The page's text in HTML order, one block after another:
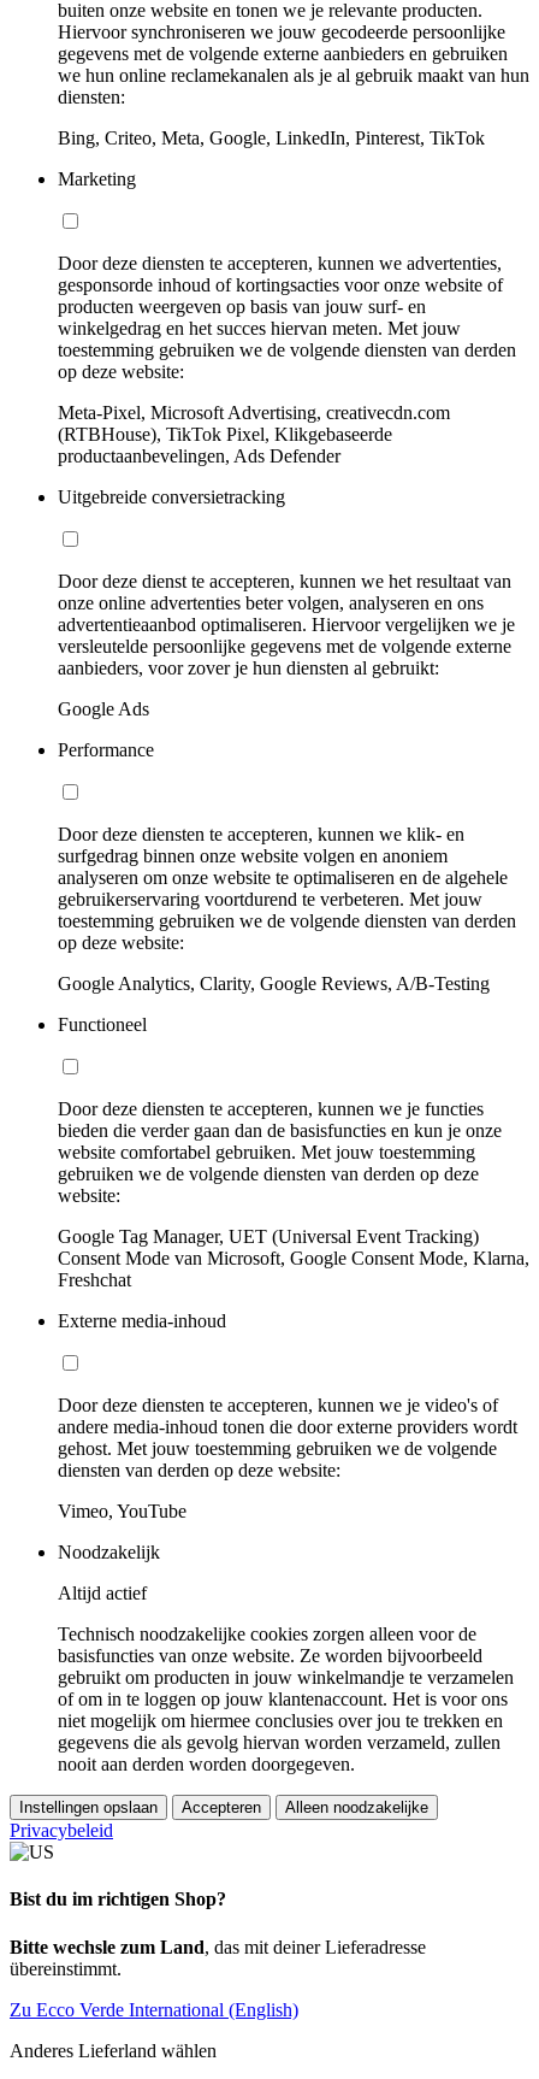
buiten onze website en tonen we je relevante producten.
Hiervoor synchroniseren we jouw gecodeerde persoonlijke
gegevens met de volgende externe aanbieders en gebruiken
we hun online reclamekanalen als je al gebruik maakt van hun
diensten:
Bing, Criteo, Meta, Google, LinkedIn, Pinterest, TikTok
Marketing
Door deze diensten te accepteren, kunnen we advertenties,
gesponsorde inhoud of kortingsacties voor onze website of
producten weergeven op basis van jouw surf- en
winkelgedrag en het succes hiervan meten. Met jouw
toestemming gebruiken we de volgende diensten van derden
op deze website:
Meta-Pixel, Microsoft Advertising, creativecdn.com
(RTBHouse), TikTok Pixel, Klikgebaseerde
productaanbevelingen, Ads Defender
Uitgebreide conversietracking
Door deze dienst te accepteren, kunnen we het resultaat van
onze online advertenties beter volgen, analyseren en ons
advertentieaanbod optimaliseren. Hiervoor vergelijken we je
versleutelde persoonlijke gegevens met de volgende externe
aanbieders, voor zover je hun diensten al gebruikt:
Google Ads
Performance
Door deze diensten te accepteren, kunnen we klik- en
surfgedrag binnen onze website volgen en anoniem
analyseren om onze website te optimaliseren en de algehele
gebruikerservaring voortdurend te verbeteren. Met jouw
toestemming gebruiken we de volgende diensten van derden
op deze website:
Google Analytics, Clarity, Google Reviews, A/B-Testing
Functioneel
Door deze diensten te accepteren, kunnen we je functies
bieden die verder gaan dan de basisfuncties en kun je onze
website comfortabel gebruiken. Met jouw toestemming
gebruiken we de volgende diensten van derden op deze
website:
Google Tag Manager, UET (Universal Event Tracking)
Consent Mode van Microsoft, Google Consent Mode, Klarna,
Freshchat
Externe media-inhoud
Door deze diensten te accepteren, kunnen we je video's of
andere media-inhoud tonen die door externe providers wordt
gehost. Met jouw toestemming gebruiken we de volgende
diensten van derden op deze website:
Vimeo, YouTube
Noodzakelijk
Altijd actief
Technisch noodzakelijke cookies zorgen alleen voor de
basisfuncties van onze website. Ze worden bijvoorbeeld
gebruikt om producten in jouw winkelmandje te verzamelen
of om in te loggen op jouw klantenaccount. Het is voor ons
niet mogelijk om hiermee conclusies over jou te trekken en
gegevens die als gevolg hiervan worden verzameld, zullen
nooit aan derden worden doorgegeven.
Instellingen opslaan Accepteren Alleen noodzakelijke
Privacybeleid
Bist du im richtigen Shop?
Bitte wechsle zum Land, das mit deiner Lieferadresse
übereinstimmt.
Zu Ecco Verde International (English)
Anderes Lieferland wählen